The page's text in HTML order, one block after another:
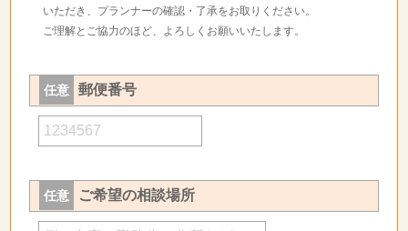
いただき、プランナーの確認・了承をお取りください。
ご理解とご協力のほど、よろしくお願いいたします。
任意 郵便番号
任意 ご希望の相談場所